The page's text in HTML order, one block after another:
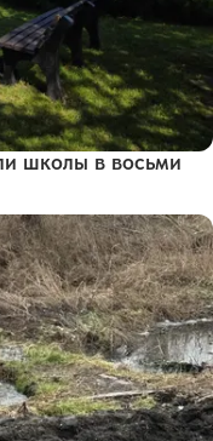
школы в восьми